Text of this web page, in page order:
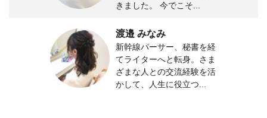
きました。 今でこそ...
渡邉 みなみ
新幹線パーサー、秘書を経
てライターへと転身。さま
ざまな人との交流経験を活
かして、人生に役立つ...